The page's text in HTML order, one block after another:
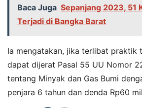
Baca Juga Sepanjang 2023, 51
Terjadi di Bangka Barat
Ia mengatakan, jika terlibat praktik
dapat dijerat Pasal 55 UU Nomor
tentang Minyak dan Gas Bumi
penjara 6 tahun dan denda Rp60